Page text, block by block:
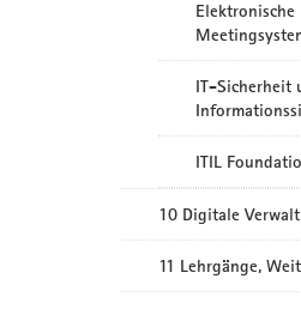
IT-Sicherheit
ITIL
10 Digitale
11 Lehrgänge,